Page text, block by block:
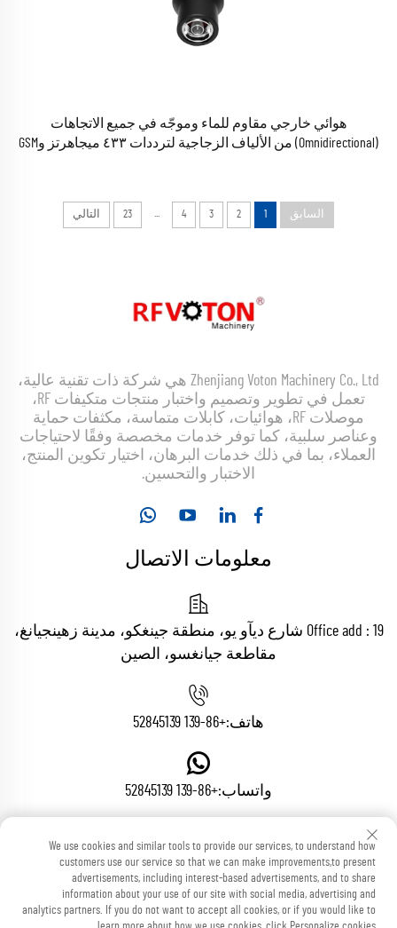
هوائي خارجي مقاوم للماء وموجّه في جميع الاتجاهات
(Omnidirectional) من الألياف الزجاجية لترددات ٤٣٣ ميجاهرتز وGSM
السابق 1
2
3
4
...
23 التالي
Zhenjiang Voton Machinery Co., Ltd هي شركة ذات تقنية عالية،
تعمل في تطوير وتصميم واختبار منتجات متكيفات RF،
موصلات RF، هوائيات، كابلات متماسة، مكثفات حماية
وعناصر سلبية، كما توفر خدمات مخصصة وفقًا لاحتياجات
العملاء، بما في ذلك خدمات البرهان، اختيار تكوين المنتج،
الاختبار والتحسين.
معلومات الاتصال
Office add : 19 شارع ديآو يو، منطقة جينغكو، مدينة زهينجيانغ،
مقاطعة جيانغسو، الصين
هاتف:+86-139 52845139
واتساب:+86-139 52845139
البريد الإلكتروني:[email protected]
We use cookies and similar tools to provide our services, to understand how
customers use our service so that we can make improvements,to present
advertisements, including interest-based advertisements, and to share
information about your use of our site with social media, advertising and
analytics partners. If you do not want to accept all cookies, or if you would like to